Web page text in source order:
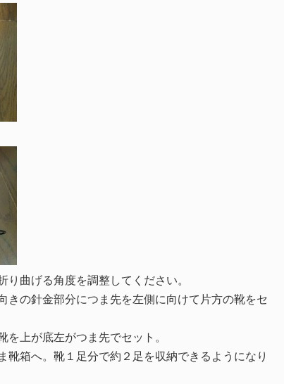
曲げる角度を調整してください。
きの針金部分につま先を左側に向けて片方の靴をセ
を上が底左がつま先でセット。
靴箱へ。靴１足分で約２足を収納できるようになり